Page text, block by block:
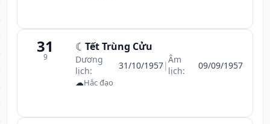
31
9
☾ Tết Trùng Cửu
Dương
lịch:
31/10/1957|Âm
lịch:
09/09/1957
☁Hắc đạo